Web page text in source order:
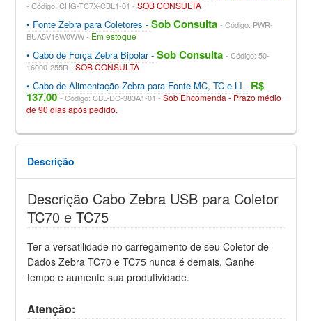
Código: CHG-TC7X-CBL1-01 SOB CONSULTA
Fonte Zebra para Coletores Sob Consulta
Código: PWR-
BUA5V16W0WW
Em estoque
Cabo de Força Zebra Bipolar Sob Consulta
Código: 50-
16000-255R
SOB CONSULTA
Cabo de Alimentação Zebra para Fonte MC, TC e LI R$
137,00 Código: CBL-DC-383A1-01
Sob Encomenda - Prazo médio
de 90 dias após pedido.
Descrição
Descrição Cabo Zebra USB para Coletor
TC70 e TC75
Ter a versatilidade no carregamento de seu Coletor de
Dados Zebra TC70 e TC75 nunca é demais. Ganhe
tempo e aumente sua produtividade.
Atenção: